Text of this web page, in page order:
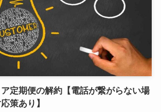
定期便の解約【電話が繋がらない場
策あり】